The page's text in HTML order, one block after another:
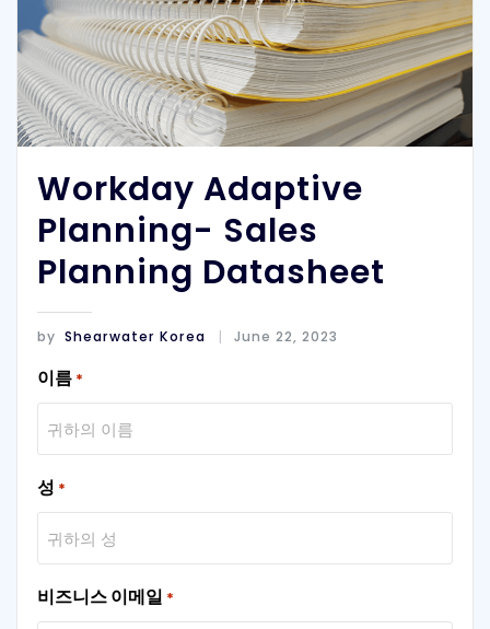
Workday Adaptive
Planning- Sales
Planning Datasheet
by Shearwater Korea June 22, 2023
이름 *
성 *
비즈니스 이메일 *